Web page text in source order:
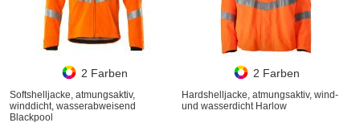
2 Farben
Softshelljacke, atmungsaktiv,
winddicht, wasserabweisend
Blackpool
2 Farben
Hardshelljacke, atmungsaktiv, wind-
und wasserdicht Harlow